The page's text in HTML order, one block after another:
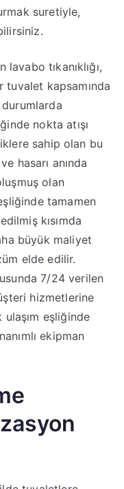
suretiyle,
tıkanıklığı,
kapsamında
nokta atışı
sahip olan bu
hasarı anında
olan
tamamen
kısımda
büyük maliyet
elde edilir.
7/24 verilen
hizmetlerine
eşliğinde
ekipman